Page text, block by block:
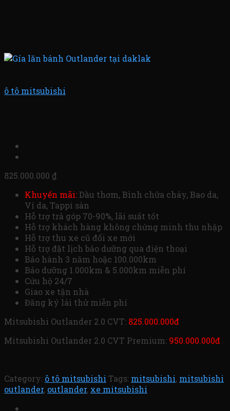
ô tô mitsubishi
825.000.000 ₫
Khuyến mãi:Dầu thơm, Bình chữa cháy, Bao da,
Ví da, Tappi sàn
Hỗ trợ trả góp 70-90%, lãi suất tốt
Hỗ trợ khách hàng không chứng minh thu nhập
Hỗ trợ thu xe cũ đổi xe mới
Hỗ trợ đặt lịch bảo dưỡng qua điện thoại
Bảo hành 3 năm hoặc 100.000km
Bảo dưỡng 1.000km & 5.000km miễn phí
Cứu hộ 24/7
Giao xe tận nhà
Đăng ký lái thử miễn phí
Mitsubishi Outlander 2.0 CVT: 825.000.000đ
Mitsubishi Outlander 2.0 CVT Premium: 950.000.000đ
Category: ô tô mitsubishi Tags: mitsubishi, mitsubishi
outlander, outlander, xe mitsubishi